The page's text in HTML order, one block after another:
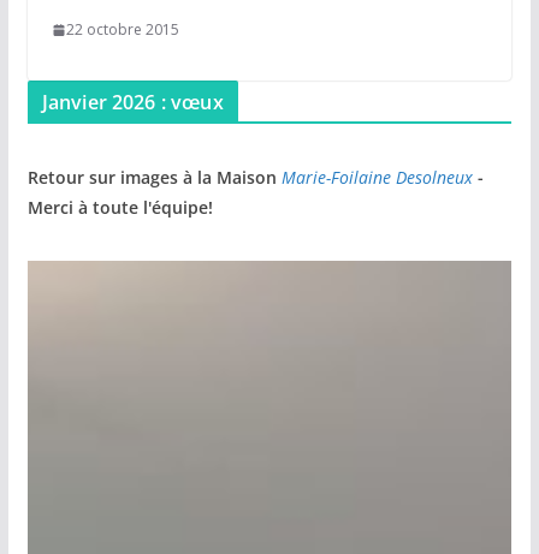
22 octobre 2015
Janvier 2026 : vœux
Retour sur images à la Maison Marie-Foilaine Desolneux-
Merci à toute l'équipe!